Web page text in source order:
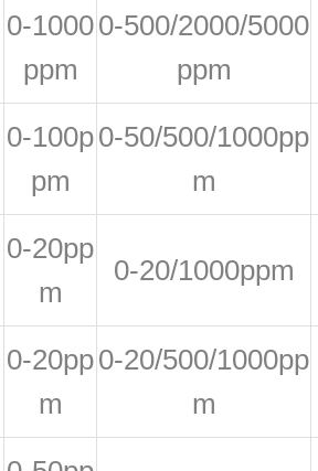
0-1000
ppm
0-500/2000/5000
ppm
0-100p
pm
0-50/500/1000pp
m
0-20pp
m
0-20/1000ppm
0-20pp
m
0-20/500/1000pp
m